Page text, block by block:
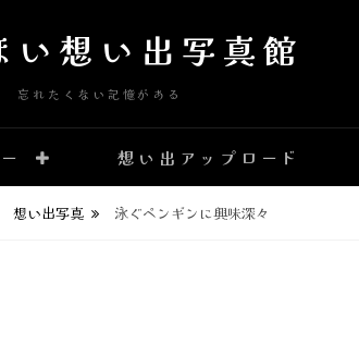
い想い出写真館
忘れたくない記憶がある
想い出アップロード
想い出写真 泳ぐペンギンに興味深々